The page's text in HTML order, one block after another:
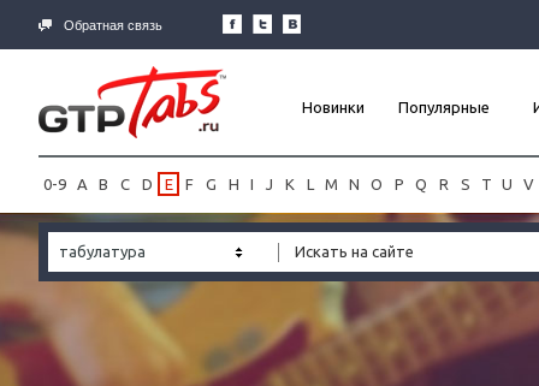
Обратная связь
Новинки Популярные
0-9 A B C D E F G H I J K L M N O P Q R S T U V
табулатура